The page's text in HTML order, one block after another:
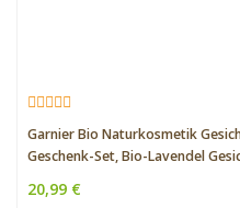
Garnier Bio Naturkosmetik
Geschenk-Set, Bio-Lavendel
20,99 €